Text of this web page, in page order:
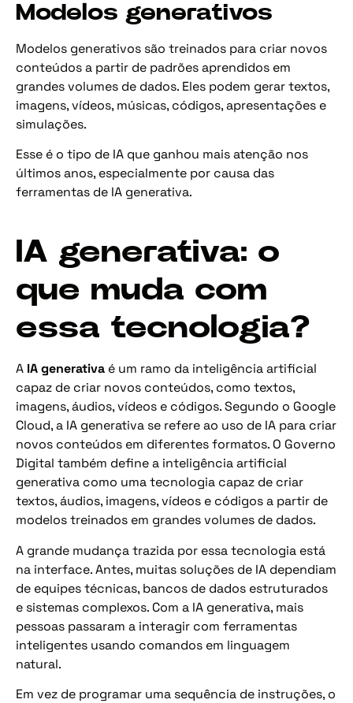
Modelos generativos
Modelos generativos são treinados para criar novos
conteúdos a partir de padrões aprendidos em
grandes volumes de dados. Eles podem gerar textos,
imagens, vídeos, músicas, códigos, apresentações e
simulações.
Esse é o tipo de IA que ganhou mais atenção nos
últimos anos, especialmente por causa das
ferramentas de IA generativa.
IA generativa: o
que muda com
essa tecnologia?
A IA generativa é um ramo da inteligência artificial
capaz de criar novos conteúdos, como textos,
imagens, áudios, vídeos e códigos. Segundo o Google
Cloud, a IA generativa se refere ao uso de IA para criar
novos conteúdos em diferentes formatos. O Governo
Digital também define a inteligência artificial
generativa como uma tecnologia capaz de criar
textos, áudios, imagens, vídeos e códigos a partir de
modelos treinados em grandes volumes de dados.
A grande mudança trazida por essa tecnologia está
na interface. Antes, muitas soluções de IA dependiam
de equipes técnicas, bancos de dados estruturados
e sistemas complexos. Com a IA generativa, mais
pessoas passaram a interagir com ferramentas
inteligentes usando comandos em linguagem
natural.
Em vez de programar uma sequência de instruções, o